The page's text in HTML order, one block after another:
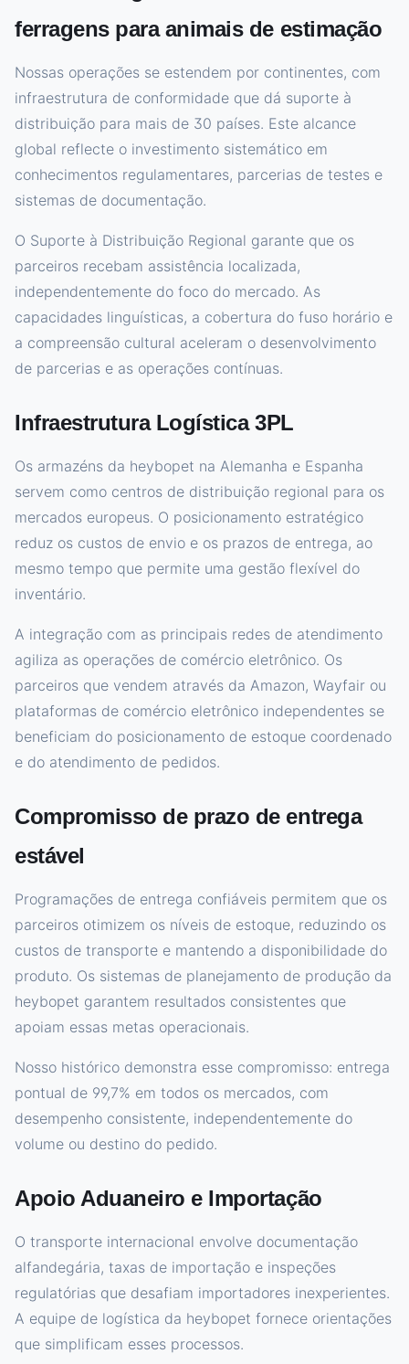
ferragens para animais de estimação
Nossas operações se estendem por continentes, com
infraestrutura de conformidade que dá suporte à
distribuição para mais de 30 países. Este alcance
global reflecte o investimento sistemático em
conhecimentos regulamentares, parcerias de testes e
sistemas de documentação.
O Suporte à Distribuição Regional garante que os
parceiros recebam assistência localizada,
independentemente do foco do mercado. As
capacidades linguísticas, a cobertura do fuso horário e
a compreensão cultural aceleram o desenvolvimento
de parcerias e as operações contínuas.
Infraestrutura Logística 3PL
Os armazéns da heybopet na Alemanha e Espanha
servem como centros de distribuição regional para os
mercados europeus. O posicionamento estratégico
reduz os custos de envio e os prazos de entrega, ao
mesmo tempo que permite uma gestão flexível do
inventário.
A integração com as principais redes de atendimento
agiliza as operações de comércio eletrônico. Os
parceiros que vendem através da Amazon, Wayfair ou
plataformas de comércio eletrônico independentes se
beneficiam do posicionamento de estoque coordenado
e do atendimento de pedidos.
Compromisso de prazo de entrega
estável
Programações de entrega confiáveis permitem que os
parceiros otimizem os níveis de estoque, reduzindo os
custos de transporte e mantendo a disponibilidade do
produto. Os sistemas de planejamento de produção da
heybopet garantem resultados consistentes que
apoiam essas metas operacionais.
Nosso histórico demonstra esse compromisso: entrega
pontual de 99,7% em todos os mercados, com
desempenho consistente, independentemente do
volume ou destino do pedido.
Apoio Aduaneiro e Importação
O transporte internacional envolve documentação
alfandegária, taxas de importação e inspeções
regulatórias que desafiam importadores inexperientes.
A equipe de logística da heybopet fornece orientações
que simplificam esses processos.